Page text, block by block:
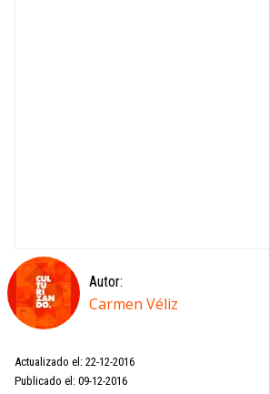
Autor:
Carmen Véliz
Actualizado el: 22-12-2016
Publicado el: 09-12-2016